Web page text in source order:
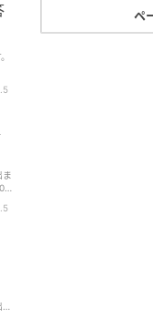
ま
ペ